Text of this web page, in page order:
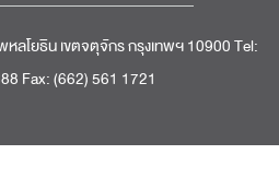
โยธิน เขตจตุจักร กรุงเทพฯ 10900 Tel:
Fax: (662) 561 1721